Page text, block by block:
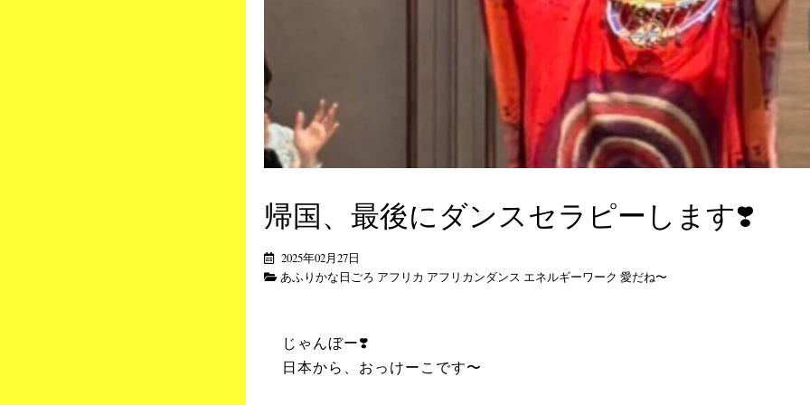
帰国、最後にダンスセラピーします❣️
2025年02月27日
あふりかな日ごろ アフリカ アフリカンダンス エネルギーワーク 愛だね〜
じゃんぼー❣️
日本から、おっけーこです〜